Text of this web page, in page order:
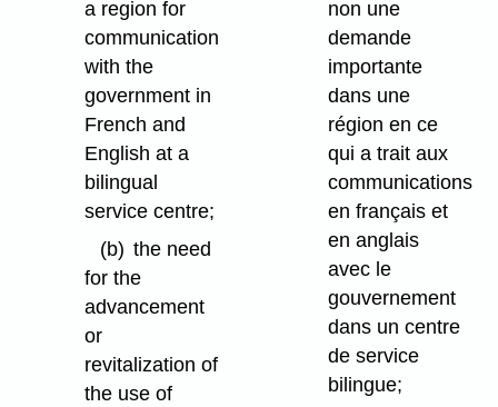
a region for
communication
with the
government in
French and
English at a
bilingual
service centre;
(b) the need
for the
advancement
or
revitalization of
the use of
non une
demande
importante
dans une
région en ce
qui a trait aux
communications
en français et
en anglais
avec le
gouvernement
dans un centre
de service
bilingue;